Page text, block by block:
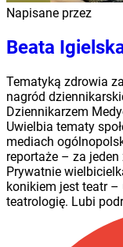
Napisane przez
Beata
Tematyką zdrowia
nagród
Dziennikarzem
Uwielbia tematy
mediach
reportaże – za
Prywatnie
konikiem jest teatr –
teatrologię. Lubi